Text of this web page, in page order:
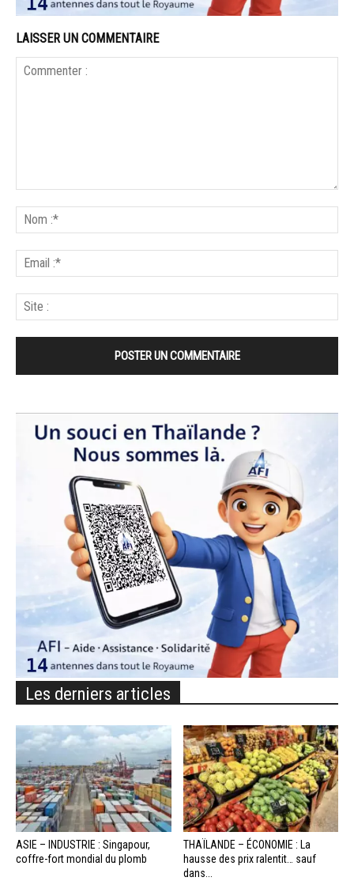
LAISSER UN COMMENTAIRE
Les derniers articles
ASIE – INDUSTRIE : Singapour,
coffre-fort mondial du plomb
THAÏLANDE – ÉCONOMIE : La
hausse des prix ralentit… sauf
dans...